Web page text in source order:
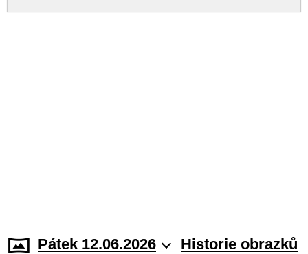
Pátek 12.06.2026 Historie obrazků